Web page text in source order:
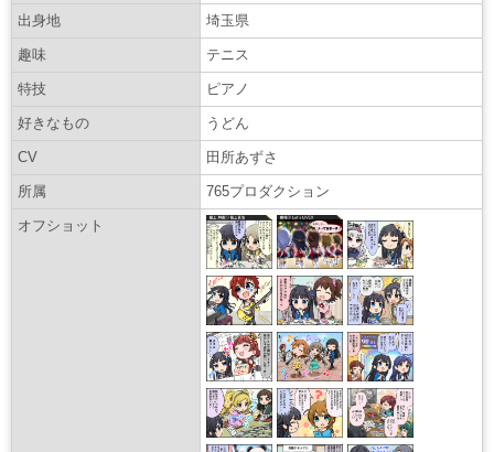
出身地 埼玉県
趣味 テニス
特技 ピアノ
好きなもの うどん
CV 田所あずさ
所属 765プロダクション
オフショット